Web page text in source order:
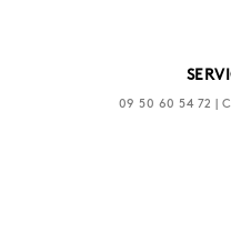
09 50 60 54 72 |